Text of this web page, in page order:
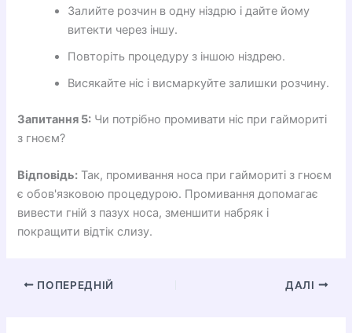
Залийте розчин в одну ніздрю і дайте йому
витекти через іншу.
Повторіть процедуру з іншою ніздрею.
Висякайте ніс і висмаркуйте залишки розчину.
Запитання 5: Чи потрібно промивати ніс при гаймориті
з гноєм?
Відповідь: Так, промивання носа при гаймориті з гноєм
є обов'язковою процедурою. Промивання допомагає
вивести гній з пазух носа, зменшити набряк і
покращити відтік слизу.
ПОПЕРЕДНІЙ ДАЛІ